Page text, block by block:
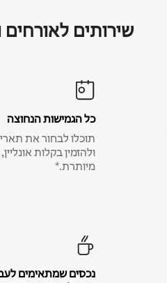
שירותים
כל הגמישות הנחוצה
תוכלו לבחור את
ולהזמין בקלות
מיותרת.*
נכסים שמתאימים